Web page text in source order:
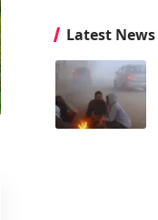
Latest News